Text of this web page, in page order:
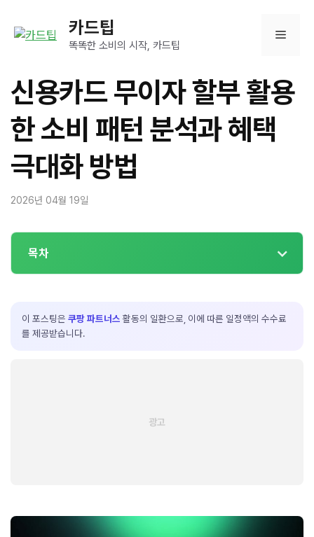
카드팁
똑똑한 소비의 시작, 카드팁
메
신용카드 무이자 할부 활용
한 소비 패턴 분석과 혜택
극대화 방법
2026년 04월 19일
목차
이 포스팅은 쿠팡 파트너스 활동의 일환으로, 이에 따른 일정액의 수수료
를 제공받습니다.